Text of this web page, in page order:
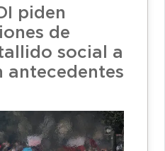
piden
de
social a
antecedentes